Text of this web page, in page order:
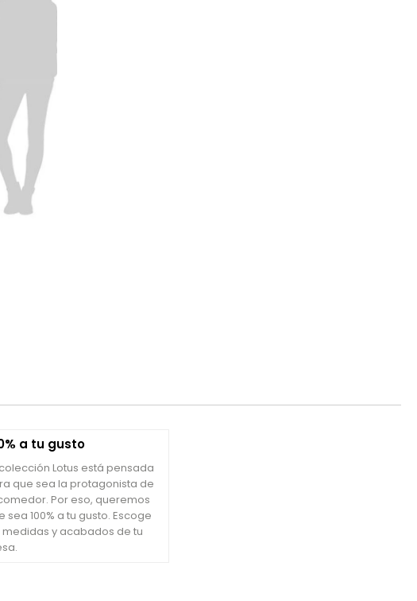
a tu gusto
Lotus está pensada
que sea la protagonista de
Por eso, queremos
sea 100% a tu gusto. Escoge
medidas y acabados de tu